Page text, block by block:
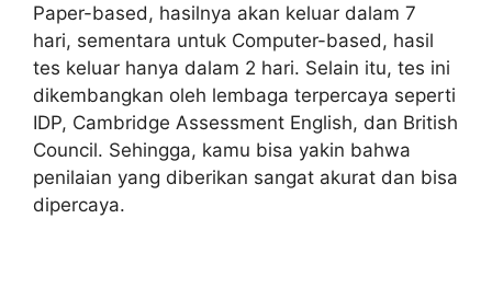
Paper-based, hasilnya akan keluar dalam 7
hari, sementara untuk Computer-based, hasil
tes keluar hanya dalam 2 hari. Selain itu, tes ini
dikembangkan oleh lembaga terpercaya seperti
IDP, Cambridge Assessment English, dan British
Council. Sehingga, kamu bisa yakin bahwa
penilaian yang diberikan sangat akurat dan bisa
dipercaya.